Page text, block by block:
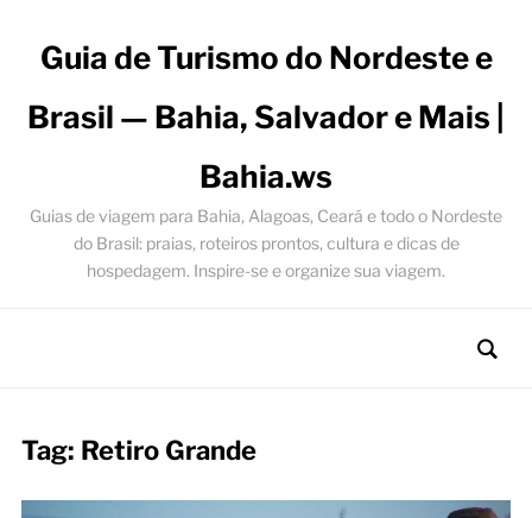
Guia de Turismo do Nordeste e
Brasil — Bahia, Salvador e Mais |
Bahia.ws
Guias de viagem para Bahia, Alagoas, Ceará e todo o Nordeste
do Brasil: praias, roteiros prontos, cultura e dicas de
hospedagem. Inspire-se e organize sua viagem.
Tag: Retiro Grande